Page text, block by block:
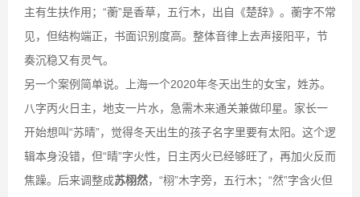
主有生扶作用；“蘅”是香草，五行木，出自《楚辞》。蘅字不常
见，但结构端正，书面识别度高。整体音律上去声接阳平，节
奏沉稳又有灵气。
另一个案例简单说。上海一个2020年冬天出生的女宝，姓苏。
八字丙火日主，地支一片水，急需木来通关兼做印星。家长一
开始想叫“苏晴”，觉得冬天出生的孩子名字里要有太阳。这个逻
辑本身没错，但“晴”字火性，日主丙火已经够旺了，再加火反而
焦躁。后来调整成苏栩然，“栩”木字旁，五行木；“然”字含火但